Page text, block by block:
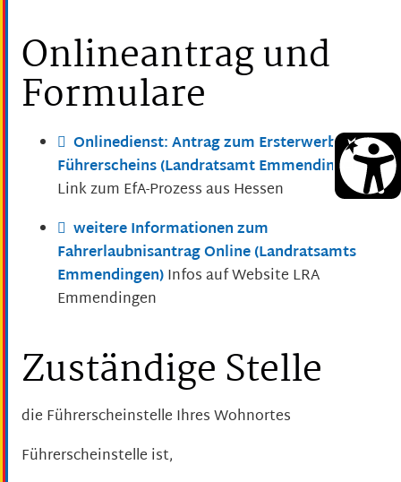
Onlineantrag und
Formulare
Onlinedienst: Antrag zum Ersterwerb eines
Führerscheins (Landratsamt Emmendingen)
Link zum EfA-Prozess aus Hessen
weitere Informationen zum
Fahrerlaubnisantrag Online (Landratsamts
Emmendingen)Infos auf Website LRA
Emmendingen
Zuständige Stelle
die Führerscheinstelle Ihres Wohnortes
Führerscheinstelle ist,